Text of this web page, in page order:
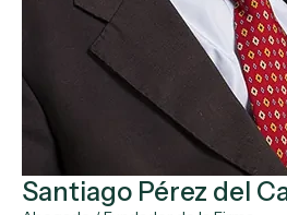
Santiago Pérez del